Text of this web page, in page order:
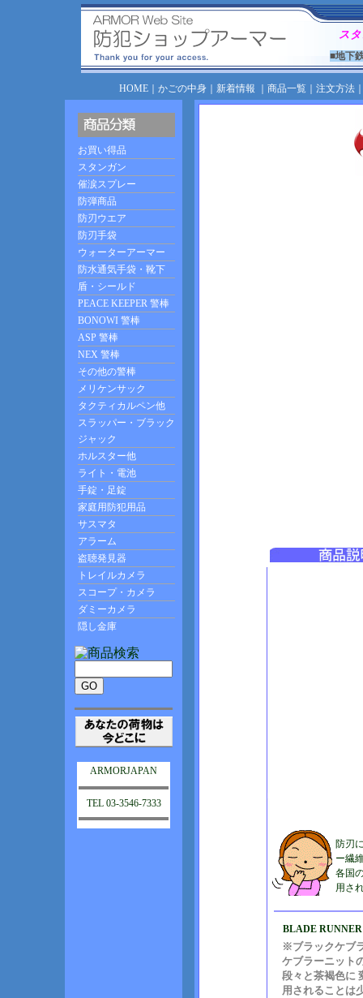
ス
■地下
HOME｜ かごの中身｜ 新着情報 商品一覧｜ 注文方法
ARMORJAPAN
TEL 03-3546-7333
防刃
ー繊
各国
用さ
BLADE
※ブラックケブ
ケブラーニット
段々と茶褐色に
用されることは